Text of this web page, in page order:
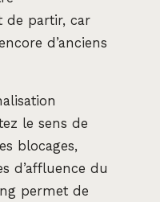
de partir, car
d’anciens
le sens de
blocages,
d’affluence du
permet de